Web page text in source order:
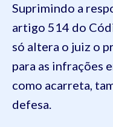
Suprimindo a
artigo 514 do
só altera o juiz o
para as infrações
como acarreta,
defesa.